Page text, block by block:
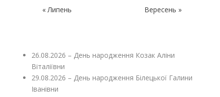
« Липень Вересень »
26.08.2026 – День народження Козак Аліни
Віталіївни
29.08.2026 – День народження Білецької Галини
Іванівни